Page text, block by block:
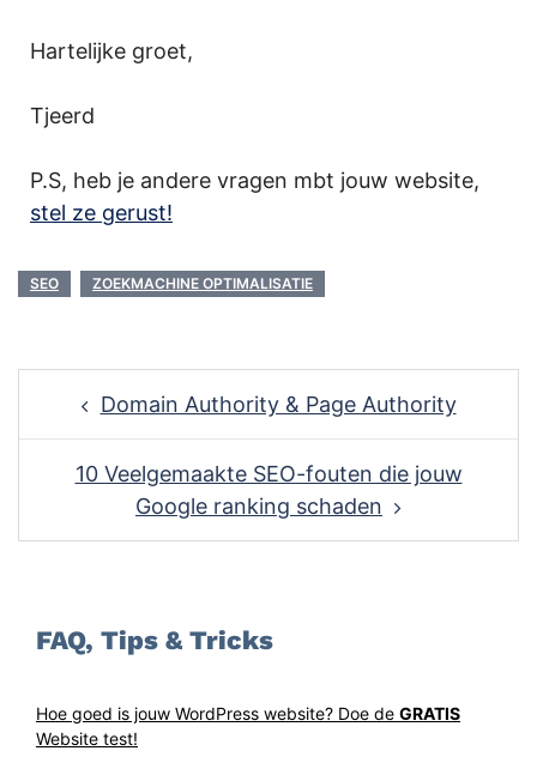
Hartelijke groet,
Tjeerd
P.S, heb je andere vragen mbt jouw website,
stel ze gerust!
SEO ZOEKMACHINE OPTIMALISATIE
navigationDomain Authority & Page Authority
10 Veelgemaakte SEO-fouten die jouw
Google ranking schaden
FAQ, Tips & Tricks
Hoe goed is jouw WordPress website? Doe de GRATIS
Website test!